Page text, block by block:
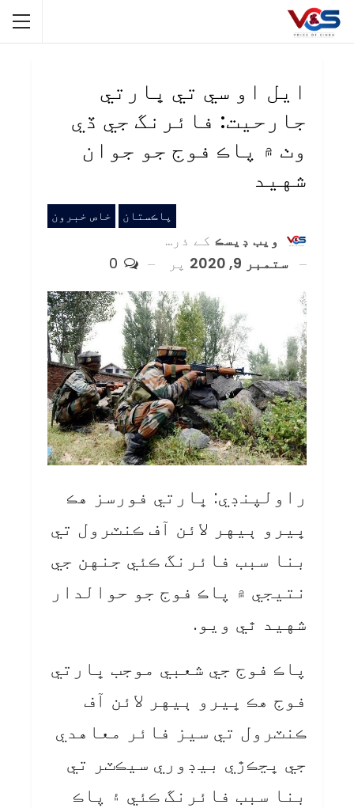
ايل او سي تي ڀارتي
جارحيت: فائرنگ جي ڏي
وٺ ۾ پاڪ فوج جو جوان
شهيد
پاڪستان خاص خبرون
ويب ڊيسڪ کے ذریعہ
ستمبر 9, 2020
پر
راولپنڊي: ڀارتي فورسز هڪ
ڀيرو ٻيهر لائن آف ڪنٽرول تي
بنا سبب فائرنگ ڪئي جنهن جي
نتيجي ۾ پاڪ فوج جو حوالدار
شهيد ٿي ويو.
پاڪ فوج جي شعبي موجب ڀارتي
فوج هڪ ڀيرو ٻيهر لائن آف
ڪنٽرول تي سيز فائر معاهدي
جي ڀڃڪڙي بيڊوري سيڪٽر تي
بنا سبب فائرنگ ڪئي ۽ پاڪ